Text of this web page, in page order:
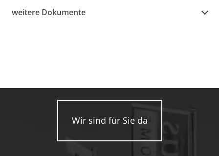
weitere Dokumente
Wir sind für Sie da